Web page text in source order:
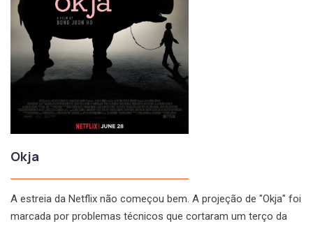
Okja
A estreia da Netflix não começou bem. A projeção de "Okja" foi
marcada por problemas técnicos que cortaram um terço da